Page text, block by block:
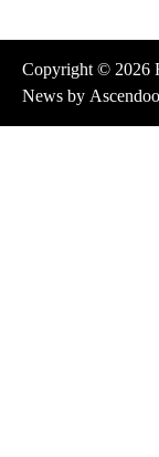
Copyright © 2026
News by